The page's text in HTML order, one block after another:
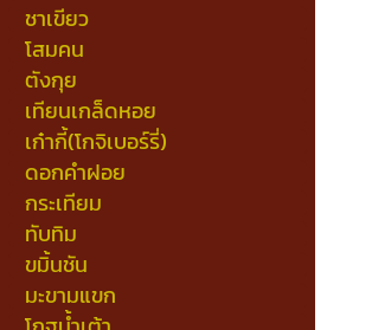
ชาเขียว
โสมคน
ตังกุย
เทียนเกล็ดหอย
เก๋ากี้(โกจิเบอร์รี่)
ดอกคำฝอย
กระเทียม
ทับทิม
ขมิ้นชัน
มะขามแขก